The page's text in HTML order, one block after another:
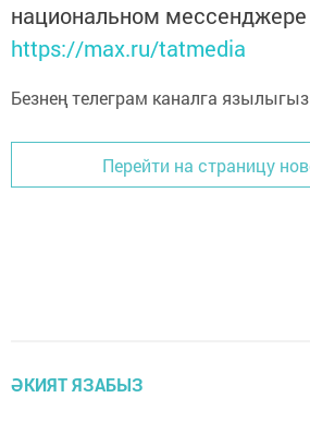
национальном
https://max.ru/tatmedia
Безнең телеграм каналга язылыгыз
Перейти на страницу
ӘКИЯТ ЯЗАБЫЗ